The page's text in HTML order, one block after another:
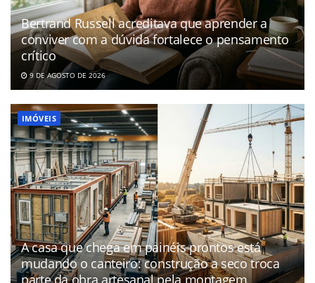
Bertrand Russell acreditava que aprender a
conviver com a dúvida fortalece o pensamento
crítico
9 DE AGOSTO DE 2026
IMÓVEIS
A casa que chega em painéis prontos está
mudando o canteiro: construção a seco troca